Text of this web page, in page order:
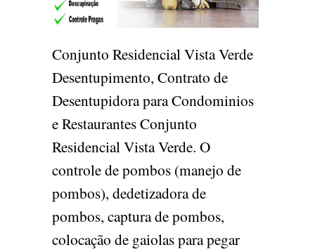
Conjunto Residencial Vista Verde
Desentupimento, Contrato de
Desentupidora para Condominios
e Restaurantes Conjunto
Residencial Vista Verde. O
controle de pombos (manejo de
pombos), dedetizadora de
pombos, captura de pombos,
colocação de gaiolas para pegar